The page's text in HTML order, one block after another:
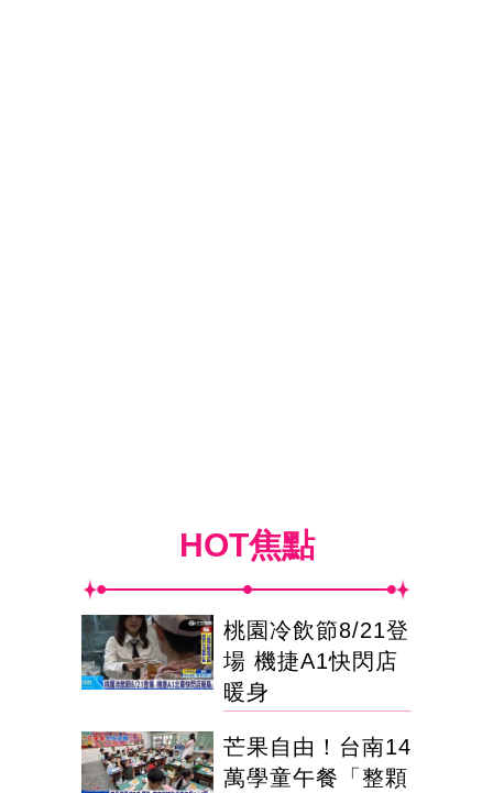
HOT焦點
桃園冷飲節8/21登
場 機捷A1快閃店
暖身
芒果自由！台南14
萬學童午餐「整顆